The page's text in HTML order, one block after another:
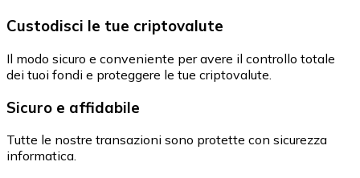
Custodisci le tue criptovalute
Il modo sicuro e conveniente per avere il controllo totale
dei tuoi fondi e proteggere le tue criptovalute.
Sicuro e affidabile
Tutte le nostre transazioni sono protette con sicurezza
informatica.